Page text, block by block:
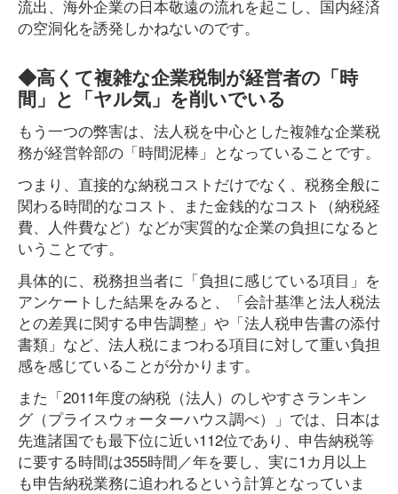
流出、海外企業の日本敬遠の流れを起こし、国内経済
の空洞化を誘発しかねないのです。
◆高くて複雑な企業税制が経営者の「時
間」と「ヤル気」を削いでいる
もう一つの弊害は、法人税を中心とした複雑な企業税
務が経営幹部の「時間泥棒」となっていることです。
つまり、直接的な納税コストだけでなく、税務全般に
関わる時間的なコスト、また金銭的なコスト（納税経
費、人件費など）などが実質的な企業の負担になると
いうことです。
具体的に、税務担当者に「負担に感じている項目」を
アンケートした結果をみると、「会計基準と法人税法
との差異に関する申告調整」や「法人税申告書の添付
書類」など、法人税にまつわる項目に対して重い負担
感を感じていることが分かります。
また「2011年度の納税（法人）のしやすさランキン
グ（プライスウォーターハウス調べ）」では、日本は
先進諸国でも最下位に近い112位であり、申告納税等
に要する時間は355時間／年を要し、実に1カ月以上
も申告納税業務に追われるという計算となっていま